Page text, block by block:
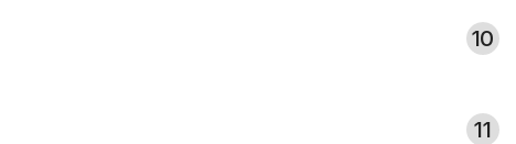
10
11